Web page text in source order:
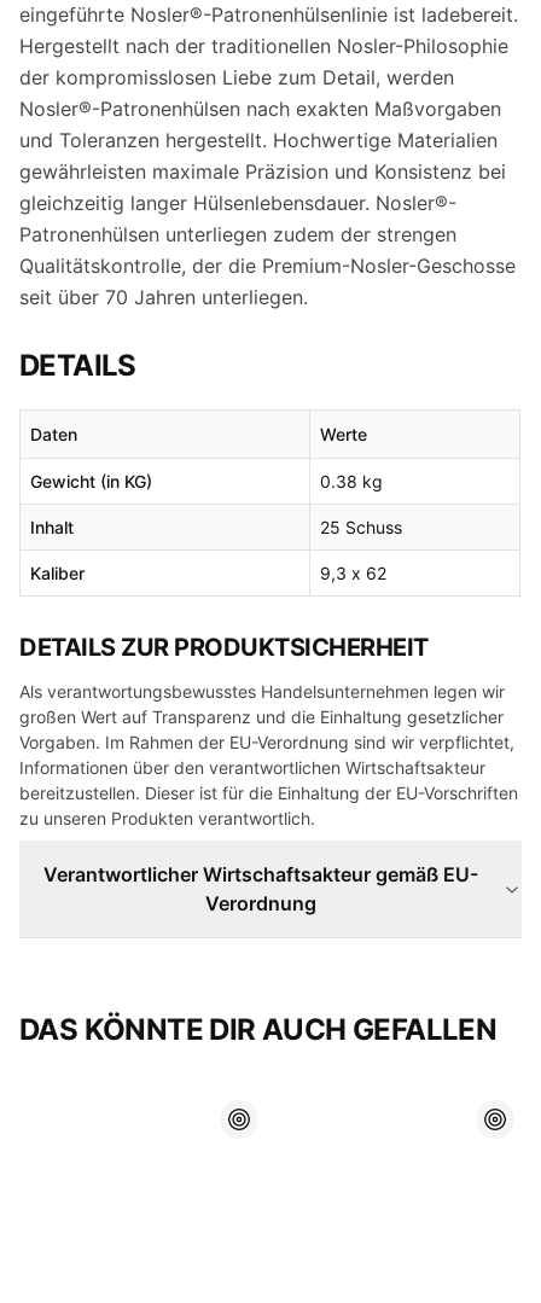
eingeführte Nosler®-Patronenhülsenlinie ist ladebereit.
Hergestellt nach der traditionellen Nosler-Philosophie
der kompromisslosen Liebe zum Detail, werden
Nosler®-Patronenhülsen nach exakten Maßvorgaben
und Toleranzen hergestellt. Hochwertige Materialien
gewährleisten maximale Präzision und Konsistenz bei
gleichzeitig langer Hülsenlebensdauer. Nosler®-
Patronenhülsen unterliegen zudem der strengen
Qualitätskontrolle, der die Premium-Nosler-Geschosse
seit über 70 Jahren unterliegen.
DETAILS
Daten Werte
Gewicht (in KG) 0.38 kg
Inhalt 25 Schuss
Kaliber 9,3 x 62
DETAILS ZUR PRODUKTSICHERHEIT
Als verantwortungsbewusstes Handelsunternehmen legen wir
großen Wert auf Transparenz und die Einhaltung gesetzlicher
Vorgaben. Im Rahmen der EU-Verordnung sind wir verpflichtet,
Informationen über den verantwortlichen Wirtschaftsakteur
bereitzustellen. Dieser ist für die Einhaltung der EU-Vorschriften
zu unseren Produkten verantwortlich.
Verantwortlicher Wirtschaftsakteur gemäß EU-
Verordnung
DAS KÖNNTE DIR AUCH GEFALLEN